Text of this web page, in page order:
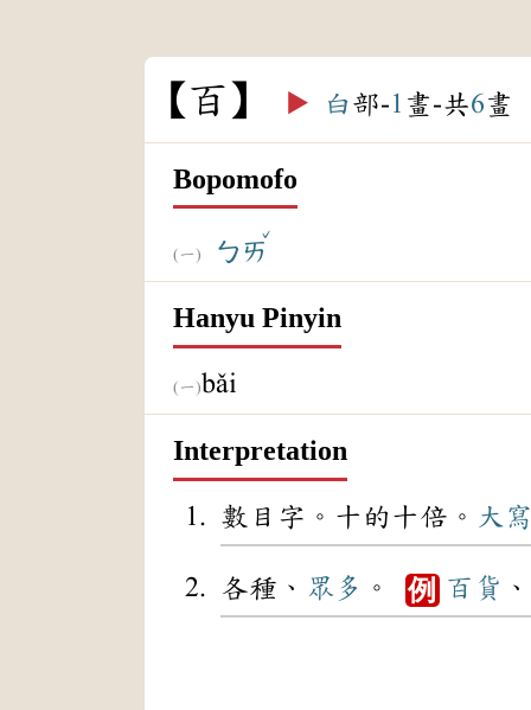
百 ▶️ 白部-1 畫-共6畫
Bopomofo
ㄅㄞ
ˇ
Hanyu Pinyin
bǎi
Interpretation
數目字。十的十倍。 大寫
各種、 眾多 。 例 百貨 、